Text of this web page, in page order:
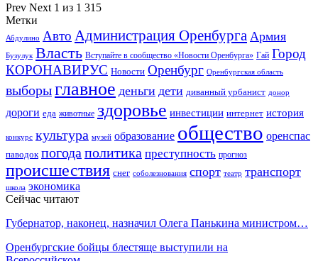
Prev Next 1 из 1 315
Метки
Абдулино Авто Администрация Оренбурга Армия
Бузулук Власть Вступайте в сообщество «Новости Оренбурга» Гай Город
КОРОНАВИРУС Новости Оренбург Оренбургская область
выборыглавное деньги дети диванный урбанист донор
дороги еда животные здоровье инвестиции интернет история
конкурс культура музей образование общество оренспас
паводок погода политика преступность прогноз
происшествия снег соболезнования спорт театр транспорт
школа экономика
Сейчас читают
Губернатор, наконец, назначил Олега Панькина министром…
Оренбургские бойцы блестяще выступили на